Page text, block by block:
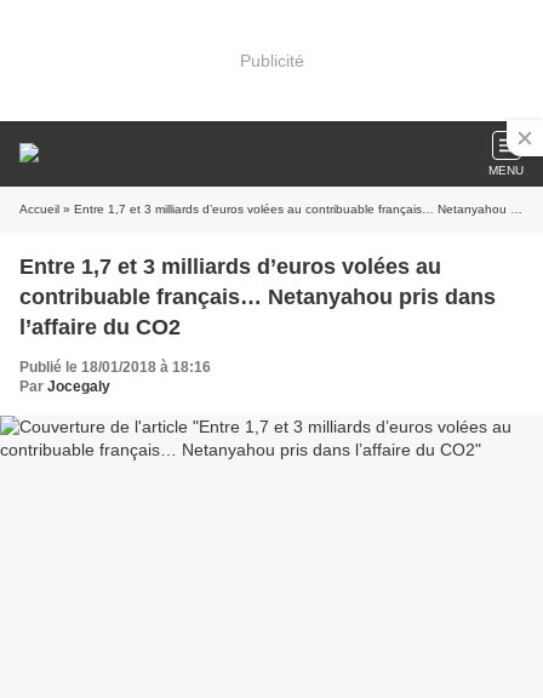
Publicité
MENU
Accueil » Entre 1,7 et 3 milliards d’euros volées au contribuable français… Netanyahou pris dans l’affaire du CO2
Entre 1,7 et 3 milliards d’euros volées au
contribuable français… Netanyahou pris dans
l’affaire du CO2
Publié le 18/01/2018 à 18:16
Par Jocegaly